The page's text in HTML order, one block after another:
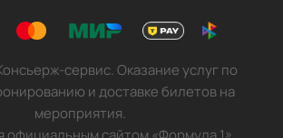
сервис. Оказание услуг по
и доставке билетов на
мероприятия.